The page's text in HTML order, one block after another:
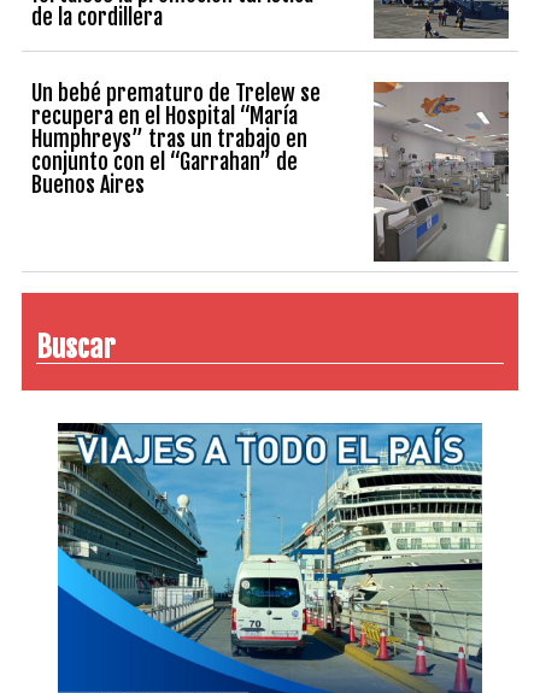
de la cordillera
Un bebé prematuro de Trelew se
recupera en el Hospital “María
Humphreys” tras un trabajo en
conjunto con el “Garrahan” de
Buenos Aires
Buscar